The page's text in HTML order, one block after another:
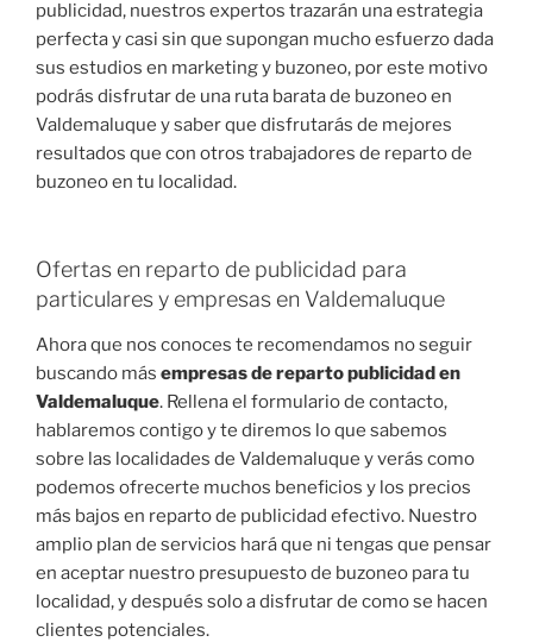
publicidad, nuestros expertos trazarán una estrategia
perfecta y casi sin que supongan mucho esfuerzo dada
sus estudios en marketing y buzoneo, por este motivo
podrás disfrutar de una ruta barata de buzoneo en
Valdemaluque y saber que disfrutarás de mejores
resultados que con otros trabajadores de reparto de
buzoneo en tu localidad.
Ofertas en reparto de publicidad para
particulares y empresas en Valdemaluque
Ahora que nos conoces te recomendamos no seguir
buscando más empresas de reparto publicidad en
Valdemaluque. Rellena el formulario de contacto,
hablaremos contigo y te diremos lo que sabemos
sobre las localidades de Valdemaluque y verás como
podemos ofrecerte muchos beneficios y los precios
más bajos en reparto de publicidad efectivo. Nuestro
amplio plan de servicios hará que ni tengas que pensar
en aceptar nuestro presupuesto de buzoneo para tu
localidad, y después solo a disfrutar de como se hacen
clientes potenciales.